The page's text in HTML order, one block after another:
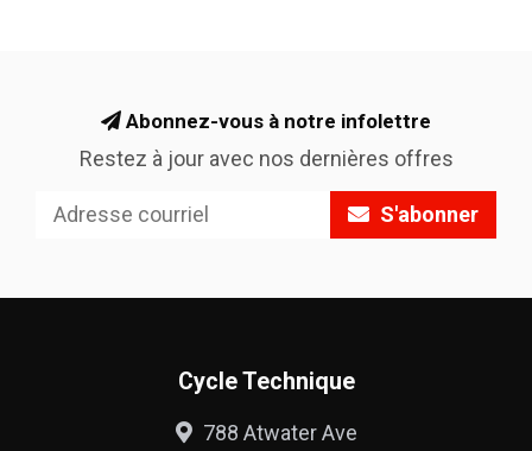
Abonnez-vous à notre infolettre
Restez à jour avec nos dernières offres
S'abonner
Cycle Technique
788 Atwater Ave